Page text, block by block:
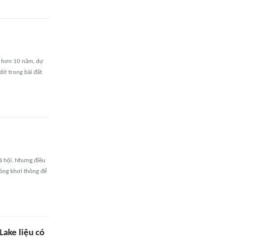
10 năm, dự
trong bãi đất
hội. Nhưng điều
khơi thông để
liệu có